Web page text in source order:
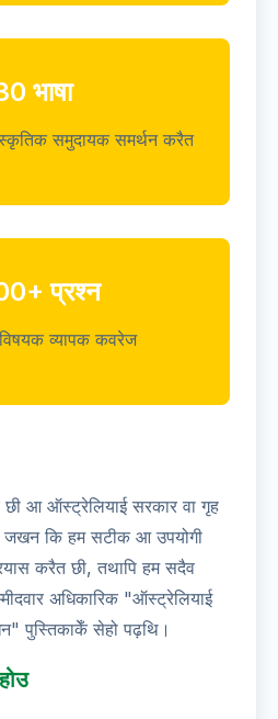
भाषा
समुदायक समर्थन करैत
प्रश्न
विषयक व्यापक कवरेज
आ ऑस्ट्रेलियाई सरकार वा गृह
जखन कि हम सटीक आ उपयोगी
करैत छी, तथापि हम सदैव
अधिकारिक "ऑस्ट्रेलियाई
पुस्तिकाकेँ सेहो पढ़थि।